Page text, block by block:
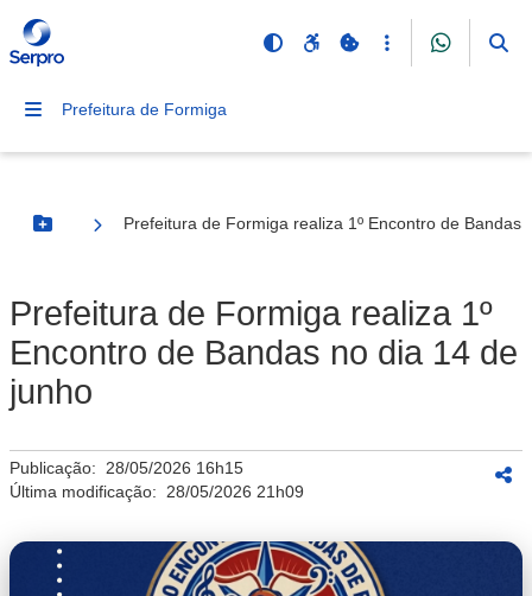
Prefeitura de Formiga
Botão Menu
Prefeitura de Formiga realiza 1º Encontro de Bandas
Prefeitura de Formiga realiza 1º
Encontro de Bandas no dia 14 de
junho
Publicação: 28/05/2026 16h15
Última modificação: 28/05/2026 21h09